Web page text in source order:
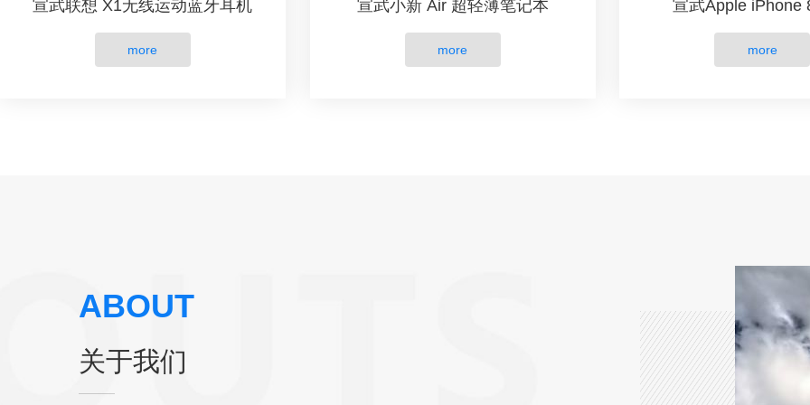
宣武联想 X1无线运动蓝牙耳机
more
宣武小新 Air 超轻薄笔记本
more
宣武Apple iPhone
more
ABOUT
关于我们